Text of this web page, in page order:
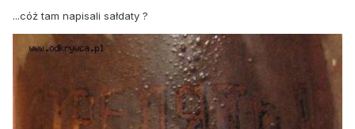
...cóż tam napisali sałdaty ?